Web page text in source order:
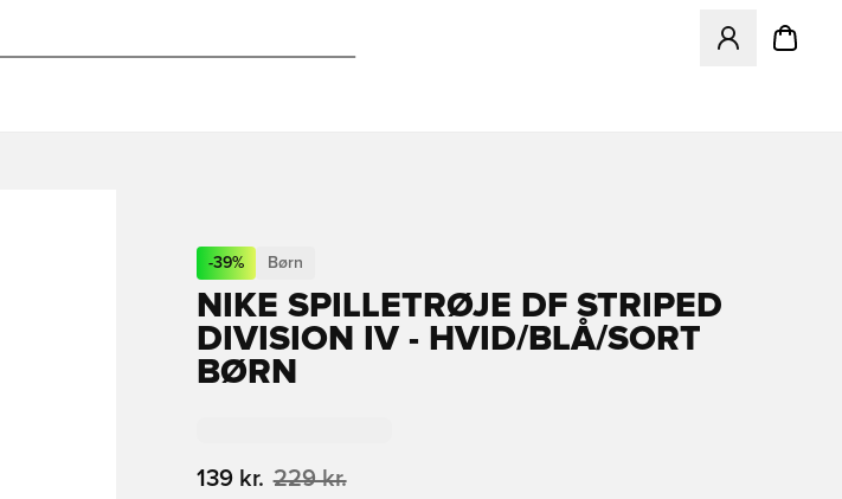
Åbner en
-39% Børn
NIKE SPILLETRØJE DF STRIPED
DIVISION IV - HVID/BLÅ/SORT
BØRN
139 kr. 229 kr.